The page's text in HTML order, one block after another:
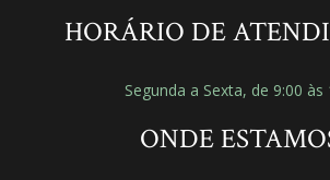
HORÁRIO DE
Segunda a Sexta, de 9:00 às
ONDE